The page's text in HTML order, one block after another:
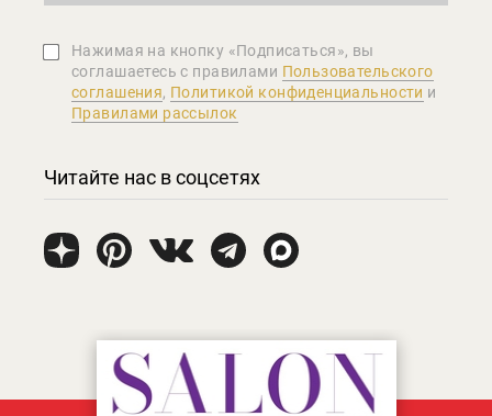
Нажимая на кнопку «Подписаться», вы
соглашаетеcь с правилами Пользовательского
соглашения, Политикой конфиденциальности и
Правилами рассылок
Читайте нас в соцсетях